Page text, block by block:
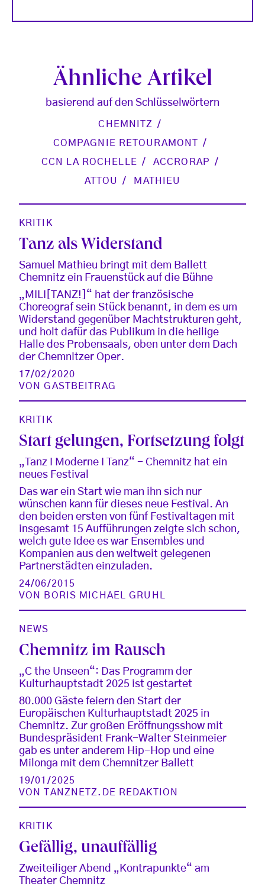
Ähnliche Artikel
basierend auf den Schlüsselwörtern
CHEMNITZ
COMPAGNIE RETOURAMONT
CCN LA ROCHELLE
ACCRORAP
ATTOU
MATHIEU
KRITIK
Tanz als Widerstand
Samuel Mathieu bringt mit dem Ballett
Chemnitz ein Frauenstück auf die Bühne
„MILI[TANZ!]“ hat der französische
Choreograf sein Stück benannt, in dem es um
Widerstand gegenüber Machtstrukturen geht,
und holt dafür das Publikum in die heilige
Halle des Probensaals, oben unter dem Dach
der Chemnitzer Oper.
17/02/2020
VONGASTBEITRAG
KRITIK
Start gelungen, Fortsetzung folgt
„Tanz I Moderne I Tanz“ - Chemnitz hat ein
neues Festival
Das war ein Start wie man ihn sich nur
wünschen kann für dieses neue Festival. An
den beiden ersten von fünf Festivaltagen mit
insgesamt 15 Aufführungen zeigte sich schon,
welch gute Idee es war Ensembles und
Kompanien aus den weltweit gelegenen
Partnerstädten einzuladen.
24/06/2015
VON
BORIS MICHAEL GRUHL
NEWS
Chemnitz im Rausch
„C the Unseen“: Das Programm der
Kulturhauptstadt 2025 ist gestartet
80.000 Gäste feiern den Start der
Europäischen Kulturhauptstadt 2025 in
Chemnitz. Zur großen Eröffnungsshow mit
Bundespräsident Frank-Walter Steinmeier
gab es unter anderem Hip-Hop und eine
Milonga mit dem Chemnitzer Ballett
19/01/2025
VON
TANZNETZ.DE REDAKTION
KRITIK
Gefällig, unauffällig
Zweiteiliger Abend „Kontrapunkte“ am
Theater Chemnitz